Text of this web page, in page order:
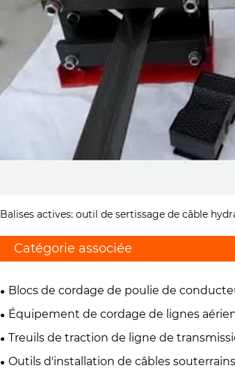
Balises actives: outil de sertissage de câble
Catégorie associée
Blocs de cordage de poulie de
Équipement de cordage de lignes
Treuils de traction de ligne de
Outils d'installation de câbles souterrains